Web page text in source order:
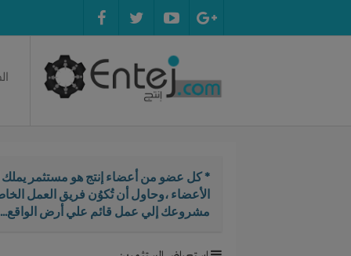
* كل عضو من أعضاء إنتج هو مستثمر يملك
الأعضاء ،وحاول أن تُكوُن فريق العمل
مشروعك إلي عمل قائم علي أرض الواقع...